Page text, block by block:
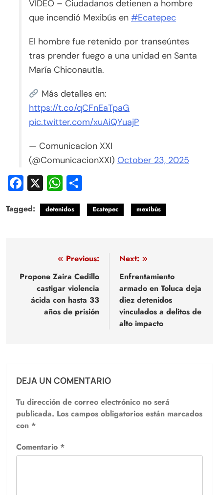
VIDEO – Ciudadanos detienen a hombre
que incendió Mexibús en #Ecatepec
El hombre fue retenido por transeúntes
tras prender fuego a una unidad en Santa
María Chiconautla.
Más detalles en:
https://t.co/qCFnEaTpaG
pic.twitter.com/xuAiQYuajP
— Comunicacion XXI
(@ComunicacionXXI) October 23, 2025
Facebook
X WhatsApp
Tagged: detenidos Ecatepec mexibús
Navegación
de
entradas
Previous:
Propone Zaira Cedillo
castigar violencia
ácida con hasta 33
años de prisión
Next:
Enfrentamiento
armado en Toluca deja
diez detenidos
vinculados a delitos de
alto impacto
DEJA UN COMENTARIO
Tu dirección de correo electrónico no será
publicada. Los campos obligatorios están marcados
con *
Comentario *